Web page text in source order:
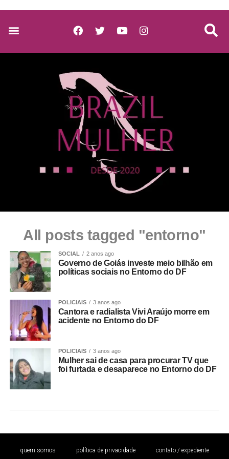
All posts tagged "entorno"
SOCIAL 2 anos ago
Governo de Goiás investe meio bilhão em
políticas sociais no Entorno do DF
POLICIAIS 3 anos ago
Cantora e radialista Vivi Araújo morre em
acidente no Entorno do DF
POLICIAIS 3 anos ago
Mulher sai de casa para procurar TV que
foi furtada e desaparece no Entorno do DF
quem somos política de privacidade contato / expediente